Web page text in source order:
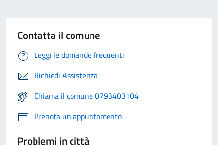
Contatta il comune
Leggi le domande frequenti
Richiedi Assistenza
Chiama il comune 0793403104
Prenota un appuntamento
Problemi in città